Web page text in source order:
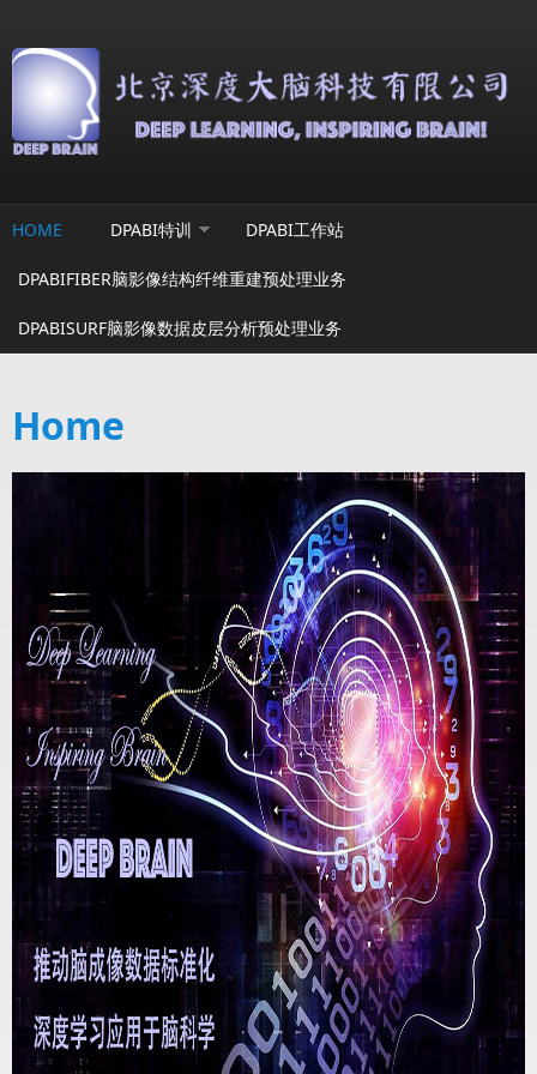
HOME DPABI特训 DPABI工作站
DPABIFIBER脑影像结构纤维重建预处理业务
DPABISURF脑影像数据皮层分析预处理业务
Home